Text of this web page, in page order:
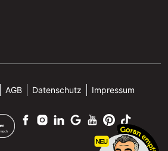
AGB Datenschutz Impressum